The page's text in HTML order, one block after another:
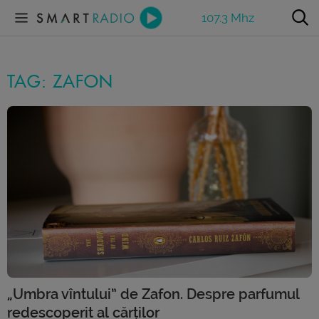
107.3 Mhz
TAG: ZAFON
„Umbra vîntului” de Zafon. Despre parfumul
redescoperit al cărților